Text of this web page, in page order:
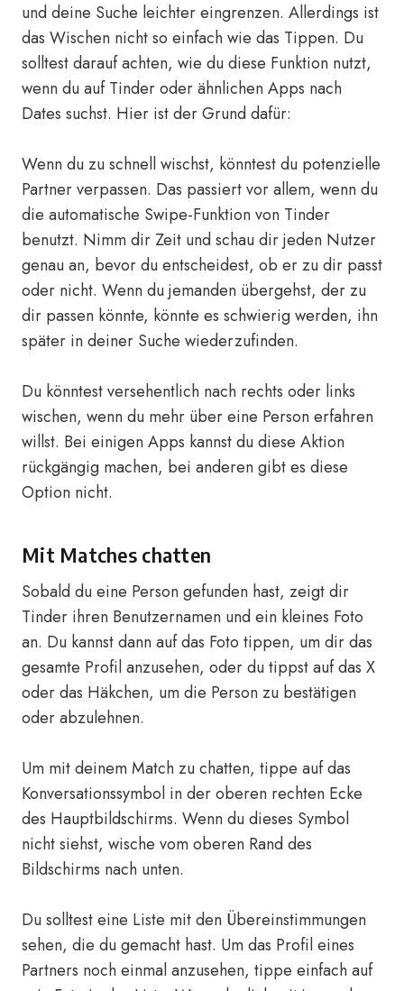
und deine Suche leichter eingrenzen. Allerdings ist
das Wischen nicht so einfach wie das Tippen. Du
solltest darauf achten, wie du diese Funktion nutzt,
wenn du auf Tinder oder ähnlichen Apps nach
Dates suchst. Hier ist der Grund dafür:
Wenn du zu schnell wischst, könntest du potenzielle
Partner verpassen. Das passiert vor allem, wenn du
die automatische Swipe-Funktion von Tinder
benutzt. Nimm dir Zeit und schau dir jeden Nutzer
genau an, bevor du entscheidest, ob er zu dir passt
oder nicht. Wenn du jemanden übergehst, der zu
dir passen könnte, könnte es schwierig werden, ihn
später in deiner Suche wiederzufinden.
Du könntest versehentlich nach rechts oder links
wischen, wenn du mehr über eine Person erfahren
willst. Bei einigen Apps kannst du diese Aktion
rückgängig machen, bei anderen gibt es diese
Option nicht.
Mit Matches chatten
Sobald du eine Person gefunden hast, zeigt dir
Tinder ihren Benutzernamen und ein kleines Foto
an. Du kannst dann auf das Foto tippen, um dir das
gesamte Profil anzusehen, oder du tippst auf das X
oder das Häkchen, um die Person zu bestätigen
oder abzulehnen.
Um mit deinem Match zu chatten, tippe auf das
Konversationssymbol in der oberen rechten Ecke
des Hauptbildschirms. Wenn du dieses Symbol
nicht siehst, wische vom oberen Rand des
Bildschirms nach unten.
Du solltest eine Liste mit den Übereinstimmungen
sehen, die du gemacht hast. Um das Profil eines
Partners noch einmal anzusehen, tippe einfach auf